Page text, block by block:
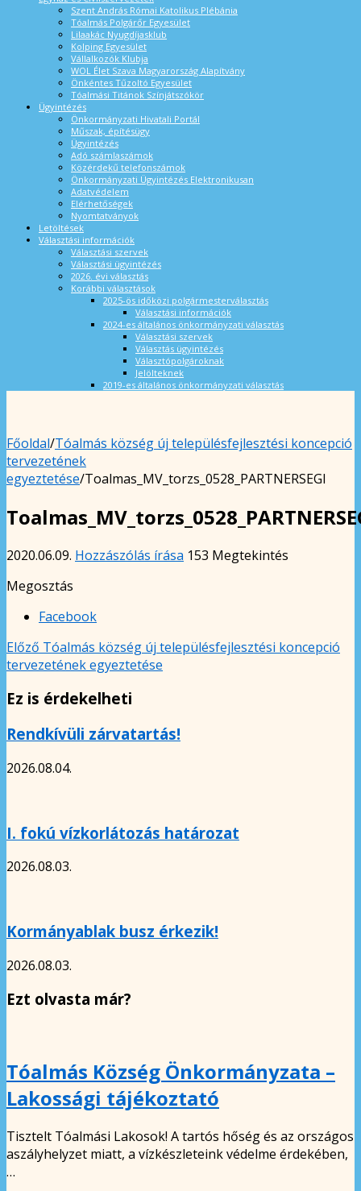
Szent András Római Katolikus Plébánia
Tóalmás Polgárőr Egyesület
Lilaakác Nyugdíjasklub
Kolping Egyesület
Vállalkozók Klubja
WOL Élet Szava Magyarország Alapítvány
Önkéntes Tűzoltó Egyesület
Tóalmási Titánok Színjátszókör
Ügyintézés
Önkormányzati Hivatali Portál
Műszak, építésügy
Ügyintézés
Adó számlaszámok
Közérdekű telefonszámok
Önkormányzati Ügyintézés Elektronikusan
Adatvédelem
Elérhetőségek
Nyomtatványok
Letöltések
Választási információk
Választási szervek
Választási ügyintézés
2026. évi választás
Korábbi választások
2025-ös időközi polgármesterválasztás
Választási információk
2024-es általános önkormányzati választás
Választási szervek
Választás ügyintézés
Választópolgároknak
Jelölteknek
2019-es általános önkormányzati választás
Főoldal/Tóalmás község új településfejlesztési koncepció
tervezetének
egyeztetése/Toalmas_MV_torzs_0528_PARTNERSEGI
2020.06.09. Hozzászólás írása 153 Megtekintés
Megosztás
Facebook
Előző Tóalmás község új településfejlesztési koncepció
tervezetének egyeztetése
Ez is érdekelheti
Rendkívüli zárvatartás!
2026.08.04.
I. fokú vízkorlátozás határozat
2026.08.03.
Kormányablak busz érkezik!
2026.08.03.
Ezt olvasta már?
Tóalmás Község Önkormányzata –
Lakossági tájékoztató
Tisztelt Tóalmási Lakosok! A tartós hőség és az országos
aszályhelyzet miatt, a vízkészleteink védelme érdekében,
…